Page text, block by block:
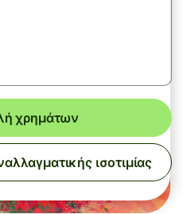
χρημάτων
ισοτιμίας